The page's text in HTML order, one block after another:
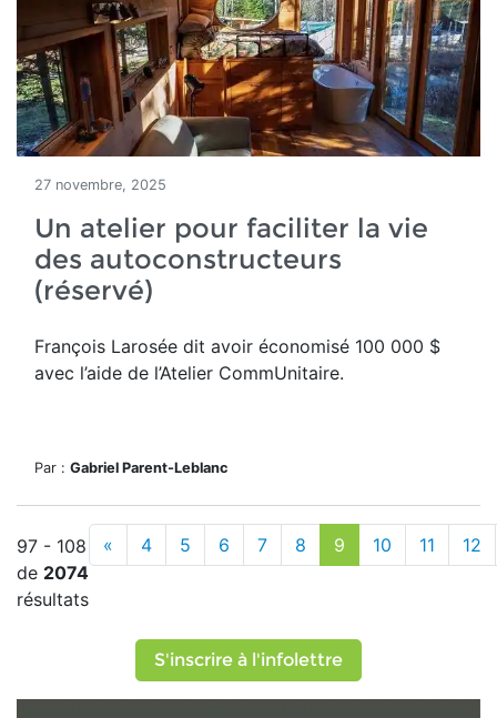
27 novembre, 2025
Un atelier pour faciliter la vie
des autoconstructeurs
(réservé)
François Larosée dit avoir économisé 100 000 $
avec l’aide de l’Atelier CommUnitaire.
Par : Gabriel Parent-Leblanc
97 - 108
de 2074
résultats
« 4 5 6 7 8 9 10 11 12
S'inscrire à l'infolettre